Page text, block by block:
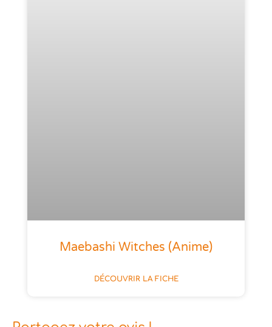
Maebashi Witches (anime)
DÉCOUVRIR LA FICHE